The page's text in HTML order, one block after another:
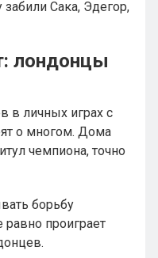
забили Сака, Эдегор,
лондонцы
в личных играх с
о многом. Дома
чемпиона, точно
борьбу
равно проиграет